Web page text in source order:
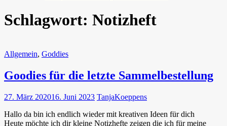
Schlagwort: Notizheft
Allgemein, Goddies
Goodies für die letzte Sammelbestellung
27. März 202016. Juni 2023 TanjaKoeppens
Hallo da bin ich endlich wieder mit kreativen Ideen für dich
Heute möchte ich dir kleine Notizhefte zeigen die ich für meine